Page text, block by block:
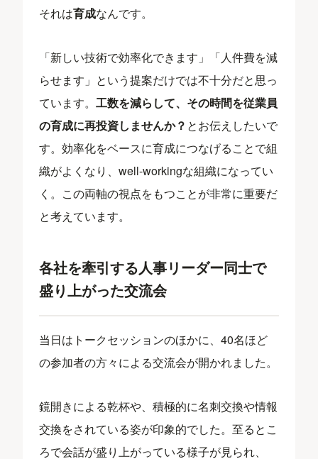
それは育成なんです。
「新しい技術で効率化できます」「人件費を減
らせます」という提案だけでは不十分だと思っ
ています。工数を減らして、その時間を従業員
の育成に再投資しませんか？ とお伝えしたいで
す。効率化をベースに育成につなげることで組
織がよくなり、well-workingな組織になってい
く。この両軸の視点をもつことが非常に重要だ
と考えています。
各社を牽引する人事リーダー同士で
盛り上がった交流会
当日はトークセッションのほかに、40名ほど
の参加者の方々による交流会が開かれました。
鏡開きによる乾杯や、積極的に名刺交換や情報
交換をされている姿が印象的でした。至るとこ
ろで会話が盛り上がっている様子が見られ、